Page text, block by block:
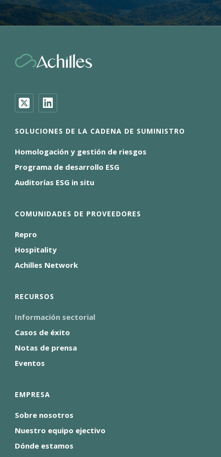
SOLUCIONES DE LA CADENA DE SUMINISTRO
Homologación y gestión de riesgos
Programa de desarrollo ESG
Auditorías ESG in situ
COMUNIDADES DE PROVEEDORES
Repro
Hospitality
Achilles Network
RECURSOS
Información sectorial
Casos de éxito
Notas de prensa
Eventos
EMPRESA
Sobre nosotros
Nuestro equipo ejectivo
Dónde estamos